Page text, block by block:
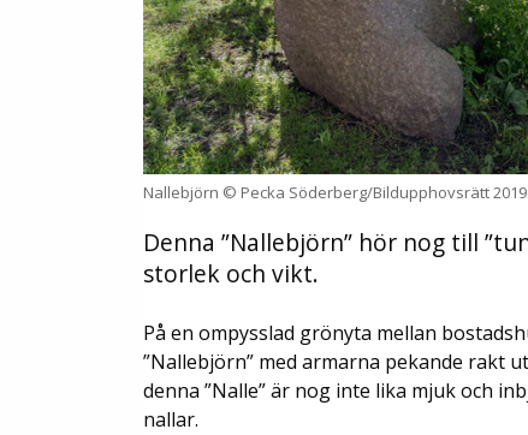
Nallebjörn © Pecka Söderberg/Bildupphovsrätt
Denna ”Nallebjörn” hör nog till
storlek och vikt.
På en ompysslad grönyta mellan
”Nallebjörn” med armarna pekande rakt
denna ”Nalle” är nog inte lika mjuk och
nallar.